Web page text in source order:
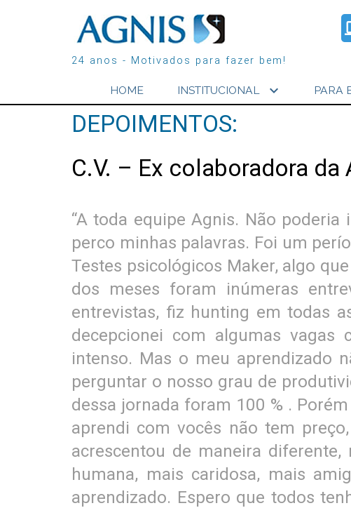
24 anos - Motivados para fazer bem!
HOME INSTITUCIONAL expand_more PARA
DEPOIMENTOS:
C.V. – Ex colaboradora da
“A toda equipe Agnis. Não
perco minhas palavras. Foi um
Testes psicológicos Maker, algo
dos meses foram inúmeras
entrevistas, fiz hunting em todas
decepcionei com algumas
intenso. Mas o meu aprendizado
perguntar o nosso grau de
dessa jornada foram 100 % .
aprendi com vocês não tem
acrescentou de maneira
humana, mais caridosa, mais
aprendizado. Espero que todos